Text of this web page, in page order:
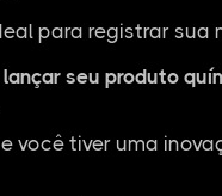
para registrar sua
seu produto
você tiver uma